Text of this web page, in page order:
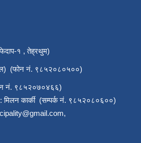
१ , तेह्रथुम)
(फोन नं. ९८५२०८०५००)
नं. ९८५२०७०४६६)
कार्की (सम्पर्क नं. ९८५२०८०६००)
,